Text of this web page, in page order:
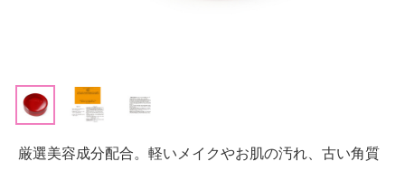
厳選美容成分配合。軽いメイクやお肌の汚れ、古い角質